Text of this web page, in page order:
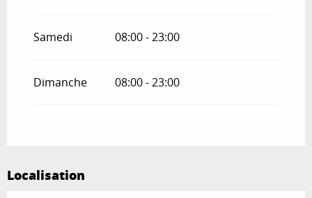
Samedi 08:00 - 23:00
Dimanche 08:00 - 23:00
Localisation